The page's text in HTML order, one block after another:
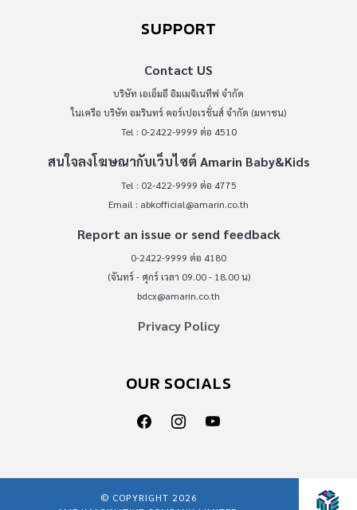
SUPPORT
Contact US
บริษัท เอเอ็มอี อิมเมจิเนทีฟ จำกัด
ในเครือ บริษัท อมรินทร์ คอร์เปอเรชั่นส์ จำกัด (มหาชน)
Tel : 0-2422-9999 ต่อ 4510
สนใจลงโฆษณากับเว็บไซต์ Amarin Baby&Kids
Tel : 02-422-9999 ต่อ 4775
Email : abkofficial@amarin.co.th
Report an issue or send feedback
0-2422-9999 ต่อ 4180
(จันทร์ - ศุกร์ เวลา 09.00 - 18.00 น)
bdcx@amarin.co.th
Privacy Policy
OUR SOCIALS
© COPYRIGHT 2026